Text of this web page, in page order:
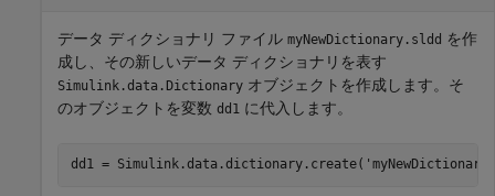
データ ディクショナリ ファイル myNewDictionary.sldd を作
成し、その新しいデータ ディクショナリを表す
Simulink.data.Dictionary オブジェクトを作成します。そ
のオブジェクトを変数 dd1 に代入します。
dd1 = Simulink.data.dictionary.create(